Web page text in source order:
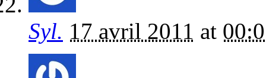
Syl. 17 avril 2011 at